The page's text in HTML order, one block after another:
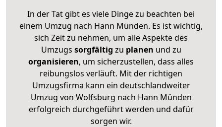
In der Tat gibt es viele Dinge zu beachten bei
einem Umzug nach Hann Münden. Es ist wichtig,
sich Zeit zu nehmen, um alle Aspekte des
Umzugs sorgfältig zu planen und zu
organisieren, um sicherzustellen, dass alles
reibungslos verläuft. Mit der richtigen
Umzugsfirma kann ein deutschlandweiter
Umzug von Wolfsburg nach Hann Münden
erfolgreich durchgeführt werden und dafür
sorgen wir.